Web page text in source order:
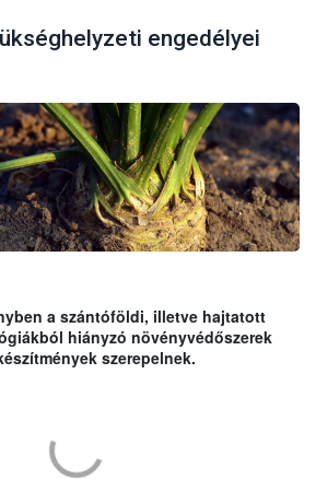
engedélyei
a szántóföldi, illetve hajtatott
hiányzó növényvédőszerek
szerepelnek.